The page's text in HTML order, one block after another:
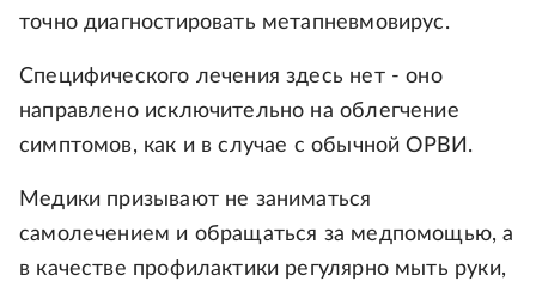
точно диагностировать метапневмовирус.
Специфического лечения здесь нет - оно
направлено исключительно на облегчение
симптомов, как и в случае с обычной ОРВИ.
Медики призывают не заниматься
самолечением и обращаться за медпомощью, а
в качестве профилактики регулярно мыть руки,